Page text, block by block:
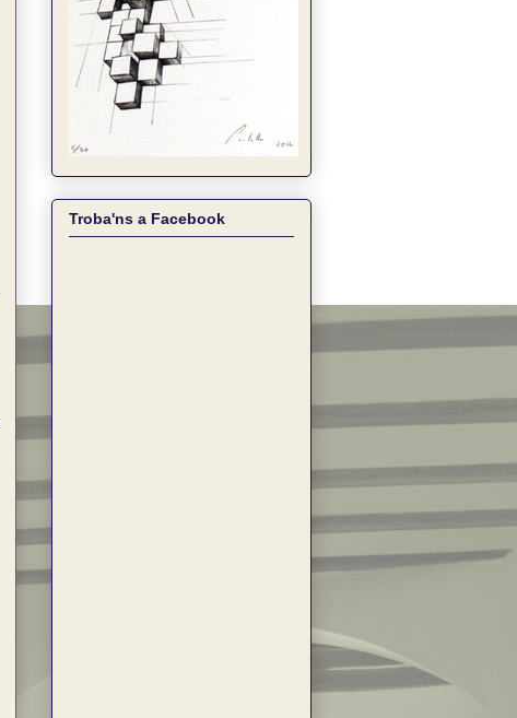
Troba'ns a Facebook